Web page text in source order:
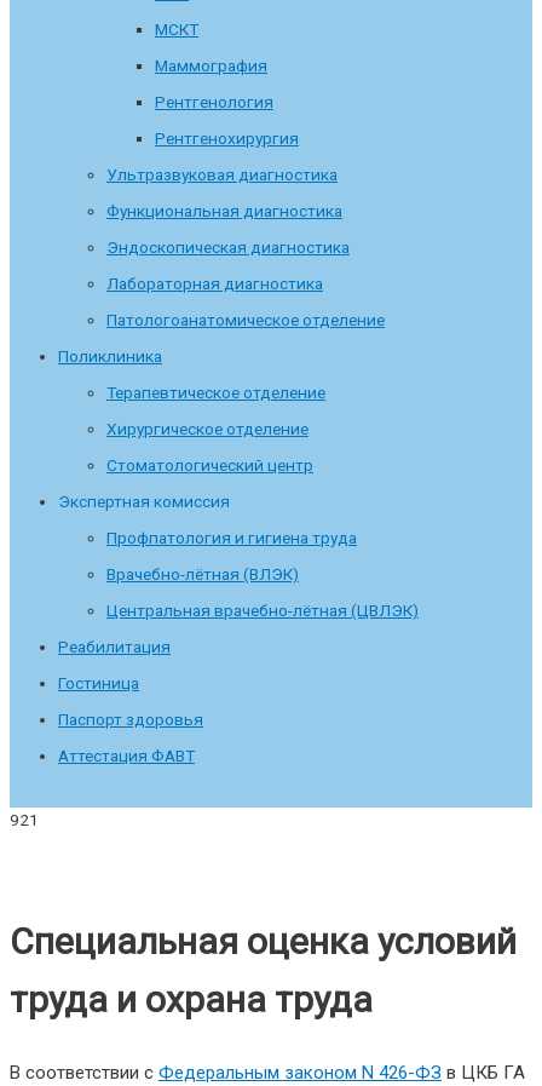
МСКТ
Маммография
Рентгенология
Рентгенохирургия
Ультразвуковая диагностика
Функциональная диагностика
Эндоскопическая диагностика
Лабораторная диагностика
Патологоанатомическое отделение
Поликлиника
Терапевтическое отделение
Хирургическое отделение
Стоматологический центр
Экспертная комиссия
Профпатология и гигиена труда
Врачебно-лётная (ВЛЭК)
Центральная врачебно-лётная (ЦВЛЭК)
Реабилитация
Гостиница
Паспорт здоровья
Аттестация ФАВТ
Специальная оценка условий
труда и охрана труда
В соответствии с Федеральным законом N 426-ФЗ в ЦКБ ГА